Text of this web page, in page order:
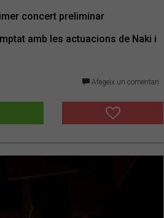
concert preliminar
amb les actuacions de Naki i
Afegeix un comentari